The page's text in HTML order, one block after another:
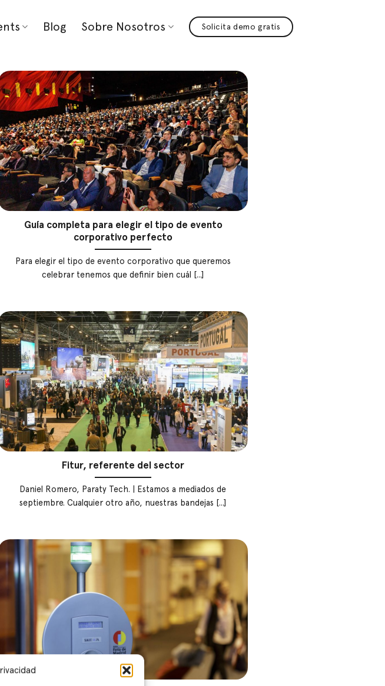
Blog Sobre Nosotros Solicita demo gratis
Guía completa para elegir el tipo de evento
corporativo perfecto
Para elegir el tipo de evento corporativo que queremos
celebrar tenemos que definir bien cuál [...]
Fitur, referente del sector
Daniel Romero, Paraty Tech. | Estamos a mediados de
septiembre. Cualquier otro año, nuestras bandejas [...]